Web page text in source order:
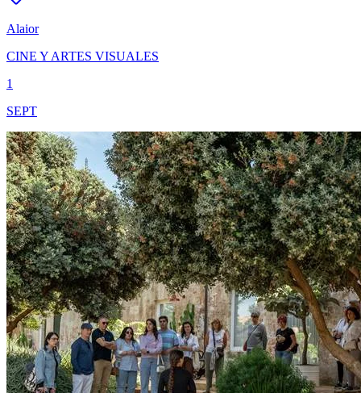
Alaior
CINE Y ARTES VISUALES
1
SEPT